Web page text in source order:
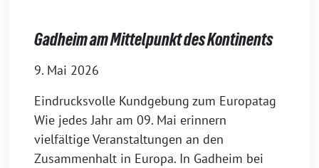
Gadheim am Mittelpunkt des Kontinents
9. Mai 2026
Eindrucksvolle Kundgebung zum Europatag
Wie jedes Jahr am 09. Mai erinnern
vielfältige Veranstaltungen an den
Zusammenhalt in Europa. In Gadheim bei